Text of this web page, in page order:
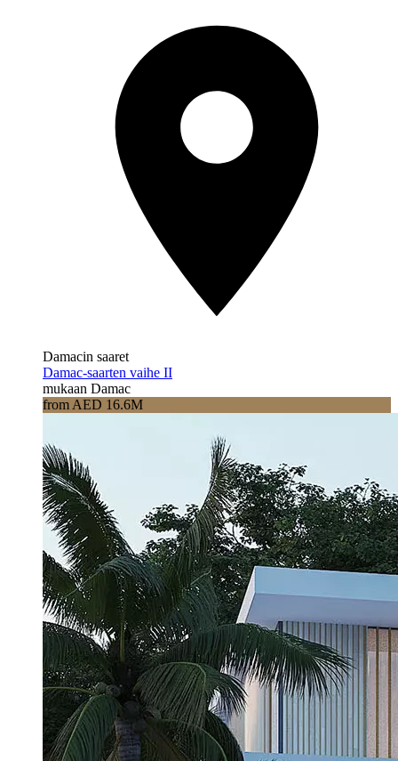
Damacin saaret
Damac-saarten vaihe II
mukaan Damac
from AED 16.6M